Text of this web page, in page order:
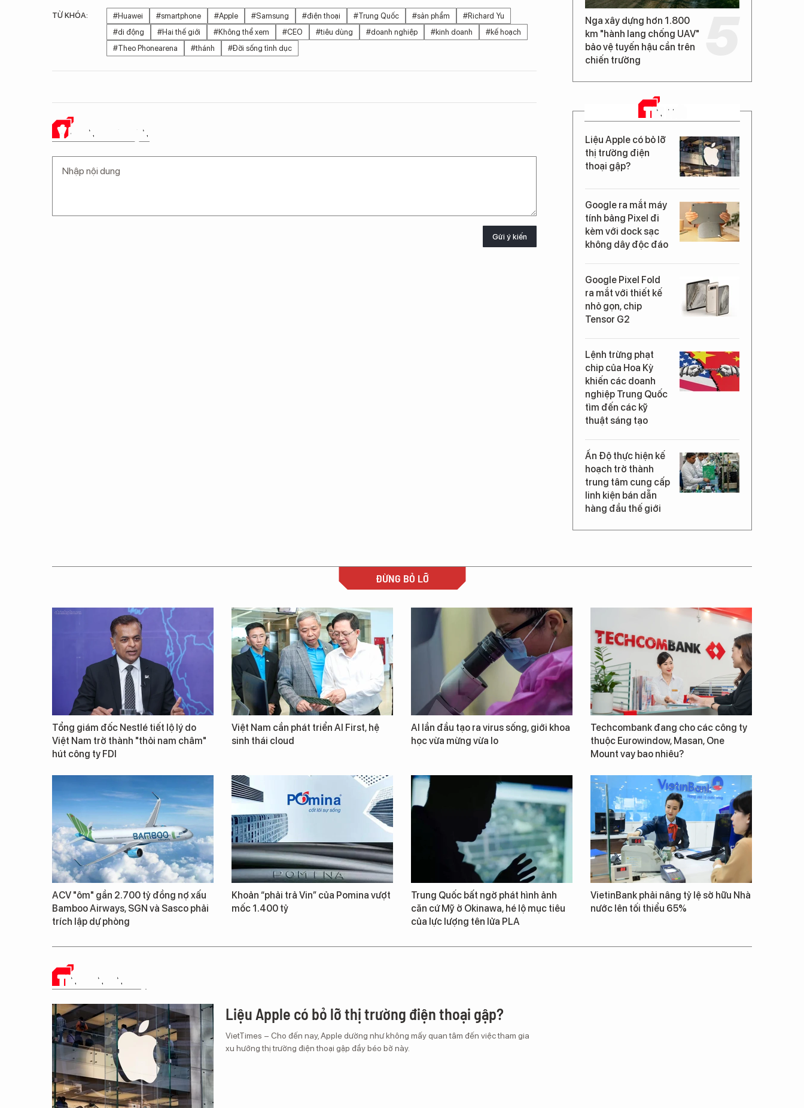
TỪ KHÓA: #Huawei #smartphone #Apple #Samsung #điện thoại #Trung Quốc #sản phẩm
#Richard Yu
#di động
#Hai thế giới #Không thể xem #CEO #tiêu dùng #doanh nghiệp #kinh doanh
#kế hoạch
#Theo Phonearena
#thánh #Đời sống tình dục
Ý KIẾN CỦA BẠN
Gửi ý kiến
Nga xây dựng hơn 1.800
km "hành lang chống UAV"
bảo vệ tuyến hậu cần trên
chiến trường
TIN MỚI
Liệu Apple có bỏ lỡ
thị trường điện
thoại gập?
Google ra mắt máy
tính bảng Pixel đi
kèm với dock sạc
không dây độc đáo
Google Pixel Fold
ra mắt với thiết kế
nhỏ gọn, chip
Tensor G2
Lệnh trừng phạt
chip của Hoa Kỳ
khiến các doanh
nghiệp Trung Quốc
tìm đến các kỹ
thuật sáng tạo
Ấn Độ thực hiện kế
hoạch trở thành
trung tâm cung cấp
linh kiện bán dẫn
hàng đầu thế giới
ĐỪNG BỎ LỠ
Tổng giám đốc Nestlé tiết lộ lý do
Việt Nam trở thành "thỏi nam châm"
hút công ty FDI
Việt Nam cần phát triển AI First, hệ
sinh thái cloud
AI lần đầu tạo ra virus sống, giới khoa
học vừa mừng vừa lo
Techcombank đang cho các công ty
thuộc Eurowindow, Masan, One
Mount vay bao nhiêu?
ACV "ôm" gần 2.700 tỷ đồng nợ xấu
Bamboo Airways, SGN và Sasco phải
trích lập dự phòng
Khoản “phải trả Vin” của Pomina vượt
mốc 1.400 tỷ
Trung Quốc bất ngờ phát hình ảnh
căn cứ Mỹ ở Okinawa, hé lộ mục tiêu
của lực lượng tên lửa PLA
VietinBank phải nâng tỷ lệ sở hữu Nhà
nước lên tối thiểu 65%
TIN CÔNG NGHỆ
Liệu Apple có bỏ lỡ thị trường điện thoại gập?
VietTimes – Cho đến nay, Apple dường như không mấy quan tâm đến việc tham gia
xu hướng thị trường điện thoại gập đầy béo bở này.